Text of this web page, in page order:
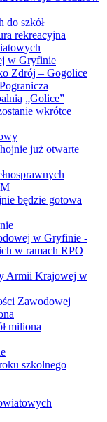
do szkół
rekreacyjna
w Gryfinie
Zdrój – Gogolice
„Golice”
wkrótce
już otwarte
będzie gotowa
w Gryfinie -
w ramach RPO
Armii Krajowej w
Zawodowej
miliona
szkolnego